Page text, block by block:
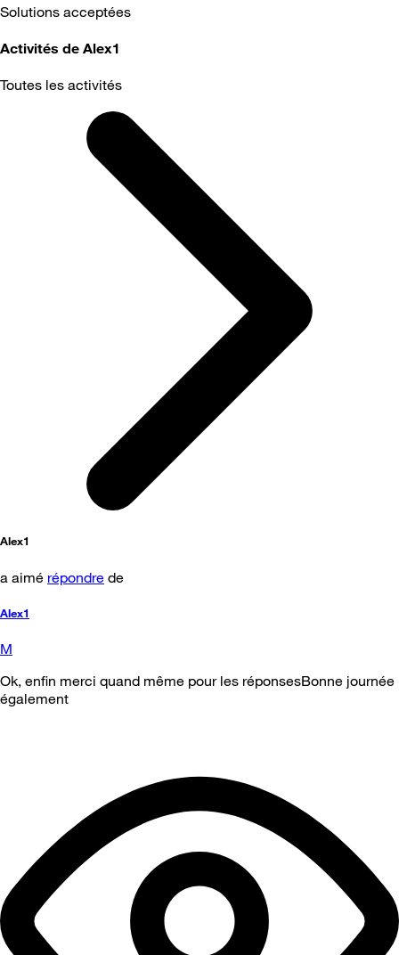
Solutions acceptées
Activités de Alex1
Toutes les activités
Alex1
a aimé répondre de
Alex1
M
Ok, enfin merci quand même pour les réponsesBonne journée
également